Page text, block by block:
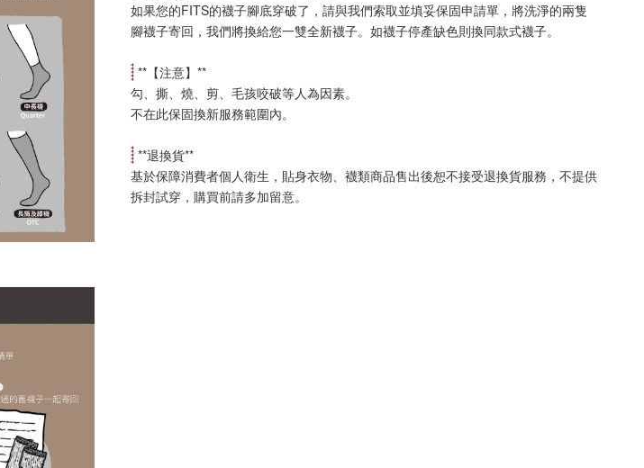
如果您的FITS的襪子腳底穿破了，請與我們索取並填妥保固申請單，將洗淨的兩隻
腳襪子寄回，我們將換給您一雙全新襪子。如襪子停產缺色則換同款式襪子。
**【注意】**
勾、撕、燒、剪、毛孩咬破等人為因素。
不在此保固換新服務範圍內。
**退換貨**
基於保障消費者個人衛生，貼身衣物、襪類商品售出後恕不接受退換貨服務，不提供
拆封試穿，購買前請多加留意。